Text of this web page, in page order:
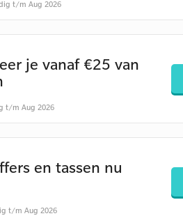
t/m Aug 2026
je vanaf €25 van
t/m Aug 2026
en tassen nu
t/m Aug 2026